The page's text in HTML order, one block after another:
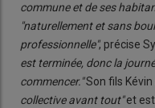
commune et de ses
"naturellement et sans
professionnelle", précise
est terminée, donc la
commencer."Son fils Kévin
collective avant tout"et